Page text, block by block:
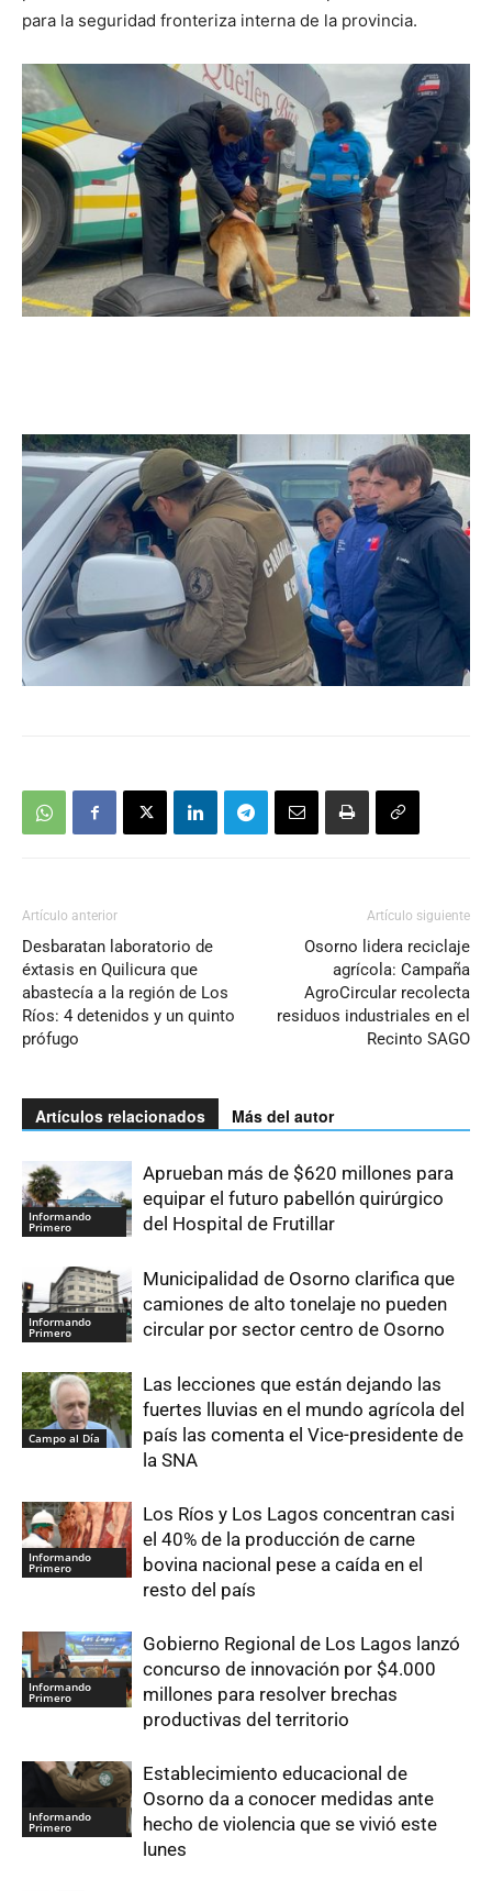
para la seguridad fronteriza interna de la provincia.
Artículo anterior
Desbaratan laboratorio de
éxtasis en Quilicura que
abastecía a la región de Los
Ríos: 4 detenidos y un quinto
prófugo
Artículo siguiente
Osorno lidera reciclaje
agrícola: Campaña
AgroCircular recolecta
residuos industriales en el
Recinto SAGO
Artículos relacionados Más del autor
Informando
Primero
Aprueban más de $620 millones para
equipar el futuro pabellón quirúrgico
del Hospital de Frutillar
Informando
Primero
Municipalidad de Osorno clarifica que
camiones de alto tonelaje no pueden
circular por sector centro de Osorno
Campo al Día
Las lecciones que están dejando las
fuertes lluvias en el mundo agrícola del
país las comenta el Vice-presidente de
la SNA
Informando
Primero
Los Ríos y Los Lagos concentran casi
el 40% de la producción de carne
bovina nacional pese a caída en el
resto del país
Informando
Primero
Gobierno Regional de Los Lagos lanzó
concurso de innovación por $4.000
millones para resolver brechas
productivas del territorio
Informando
Primero
Establecimiento educacional de
Osorno da a conocer medidas ante
hecho de violencia que se vivió este
lunes